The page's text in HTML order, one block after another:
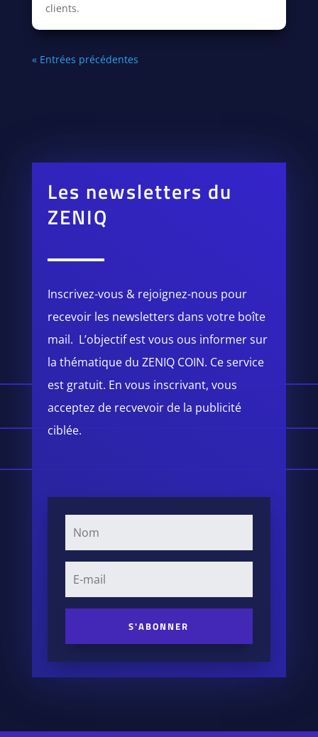
clients.
« Entrées précédentes
Les newsletters du
ZENIQ
Inscrivez-vous & rejoignez-nous pour
recevoir les newsletters dans votre boîte
mail. L’objectif est vous ous informer sur
la thématique du ZENIQ COIN. Ce service
est gratuit. En vous inscrivant, vous
acceptez de recvevoir de la publicité
ciblée.
S'ABONNER